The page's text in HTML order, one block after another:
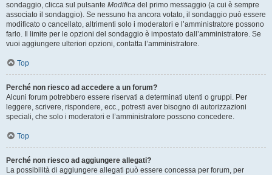
sondaggio, clicca sul pulsante Modifica del primo messaggio (a cui è sempre
associato il sondaggio). Se nessuno ha ancora votato, il sondaggio può essere
modificato o cancellato, altrimenti solo i moderatori e l’amministratore possono
farlo. Il limite per le opzioni del sondaggio è impostato dall’amministratore. Se
vuoi aggiungere ulteriori opzioni, contatta l’amministratore.
Top
Perché non riesco ad accedere a un forum?
Alcuni forum potrebbero essere riservati a determinati utenti o gruppi. Per
leggere, scrivere, rispondere, ecc., potresti aver bisogno di autorizzazioni
speciali, che solo i moderatori e l’amministratore possono concedere.
Top
Perché non riesco ad aggiungere allegati?
La possibilità di aggiungere allegati può essere concessa per forum, per